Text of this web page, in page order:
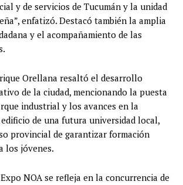
y de servicios de Tucumán y la unidad
enfatizó. Destacó también la amplia
y el acompañamiento de las
Orellana resaltó el desarrollo
de la ciudad, mencionando la puesta
industrial y los avances en la
de una futura universidad local,
provincial de garantizar formación
los jóvenes.
NOA se refleja en la concurrencia de